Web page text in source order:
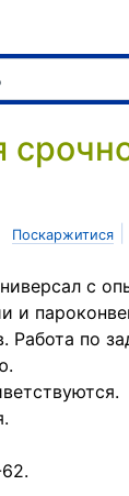
Поскаржитися
с
и
Работа по